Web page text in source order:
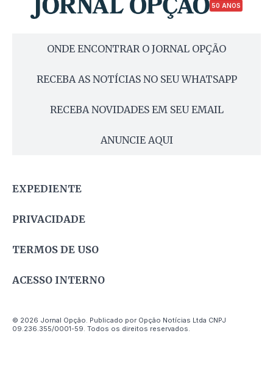
50 ANOS
ONDE ENCONTRAR O JORNAL OPÇÃO
RECEBA AS NOTÍCIAS NO SEU WHATSAPP
RECEBA NOVIDADES EM SEU EMAIL
ANUNCIE AQUI
EXPEDIENTE
PRIVACIDADE
TERMOS DE USO
ACESSO INTERNO
© 2026 Jornal Opção. Publicado por Opção Notícias Ltda CNPJ
09.236.355/0001-59. Todos os direitos reservados.